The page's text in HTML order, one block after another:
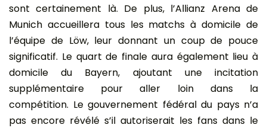
sont certainement là. De plus, l’Allianz Arena de
Munich accueillera tous les matchs à domicile de
l’équipe de Löw, leur donnant un coup de pouce
significatif. Le quart de finale aura également lieu à
domicile du Bayern, ajoutant une incitation
supplémentaire pour aller loin dans la
compétition. Le gouvernement fédéral du pays n’a
pas encore révélé s’il autoriserait les fans dans le